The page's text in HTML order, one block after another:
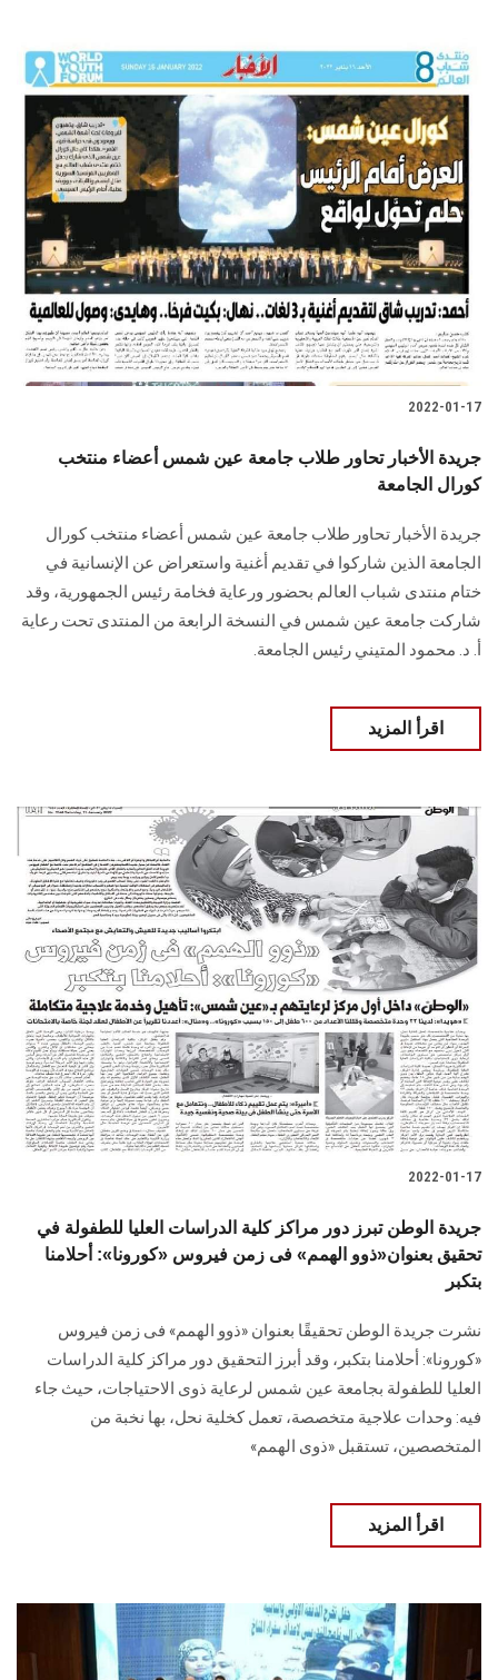
2022-01-17
جريدة الأخبار تحاور طلاب جامعة عين شمس أعضاء منتخب
كورال الجامعة
جريدة الأخبار تحاور طلاب جامعة عين شمس أعضاء منتخب كورال
الجامعة الذين شاركوا في تقديم أغنية واستعراض عن الإنسانية في
ختام منتدى شباب العالم بحضور ورعاية فخامة رئيس الجمهورية، وقد
شاركت جامعة عين شمس في النسخة الرابعة من المنتدى تحت رعاية
أ. د. محمود المتيني رئيس الجامعة.
اقرأ المزيد
2022-01-17
جريدة الوطن تبرز دور مراكز كلية الدراسات العليا للطفولة في
تحقيق بعنوان«ذوو الهمم» فى زمن فيروس «كورونا»: أحلامنا
بتكبر
نشرت جريدة الوطن تحقيقًا بعنوان «ذوو الهمم» فى زمن فيروس
«كورونا»: أحلامنا بتكبر، وقد أبرز التحقيق دور مراكز كلية الدراسات
العليا للطفولة بجامعة عين شمس لرعاية ذوى الاحتياجات، حيث جاء
فيه: وحدات علاجية متخصصة، تعمل كخلية نحل، بها نخبة من
المتخصصين، تستقبل «ذوى الهمم»
اقرأ المزيد